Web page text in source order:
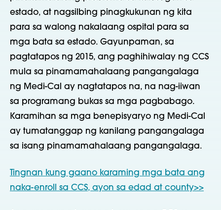
estado, at nagsilbing pinagkukunan ng kita
para sa walong nakalaang ospital para sa
mga bata sa estado. Gayunpaman, sa
pagtatapos ng 2015, ang paghihiwalay ng CCS
mula sa pinamamahalaang pangangalaga
ng Medi-Cal ay nagtatapos na, na nag-iiwan
sa programang bukas sa mga pagbabago.
Karamihan sa mga benepisyaryo ng Medi-Cal
ay tumatanggap ng kanilang pangangalaga
sa isang pinamamahalaang pangangalaga.
Tingnan kung gaano karaming mga bata ang
naka-enroll sa CCS, ayon sa edad at county>>